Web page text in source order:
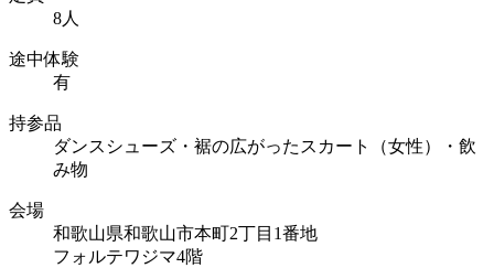
8人
途中体験
有
持参品
ダンスシューズ・裾の広がったスカート（女性）・飲
み物
会場
和歌山県和歌山市本町2丁目1番地
フォルテワジマ4階